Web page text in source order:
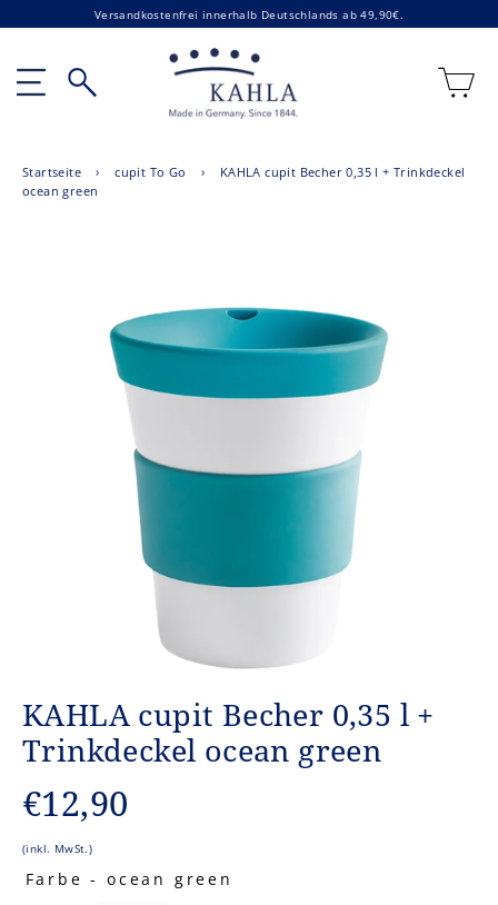
Inhalt
Versandkostenfrei innerhalb Deutschlands ab 49,90€.
Seitennavigation
Startseite › cupit To Go ›
KAHLA cupit Becher 0,35 l + Trinkdeckel
ocean green
KAHLA cupit Becher 0,35 l +
Trinkdeckel ocean green
€12,90
(inkl. MwSt.)
Farbe - ocean green